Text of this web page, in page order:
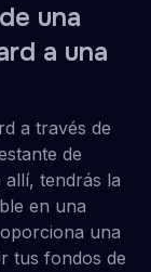
una
a una
a través de
de
allí, tendrás la
en una
una
tus fondos de